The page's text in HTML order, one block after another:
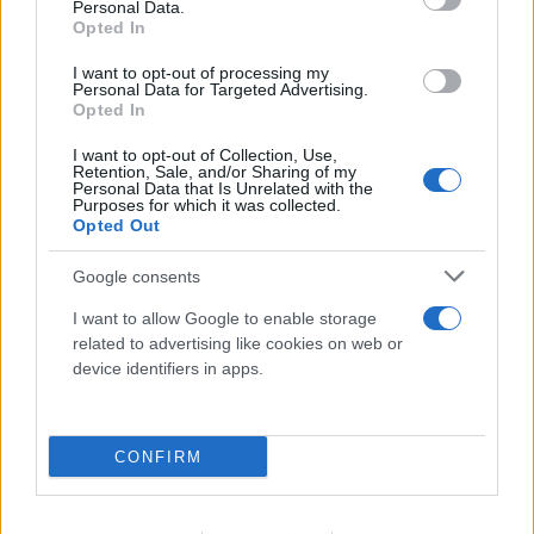
Personal Data.
Opted In
I want to opt-out of processing my
Personal Data for Targeted Advertising.
Opted In
I want to opt-out of Collection, Use,
Retention, Sale, and/or Sharing of my
Personal Data that Is Unrelated with the
Purposes for which it was collected.
Opted Out
Google consents
I want to allow Google to enable storage
related to advertising like cookies on web or
device identifiers in apps.
CONFIRM
«Ίσως να μην είναι ο ίδιος»: Συγκλονίζουν οι
Αμερικανοί που υιοθέτησαν τον 26χρονο Αφγανό
στη Λέσβο
07.08.2026